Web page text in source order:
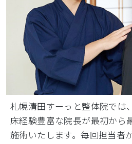
札幌清田すーっと整体院では
床経験豊富な院長が最初から
施術いたします。毎回担当者